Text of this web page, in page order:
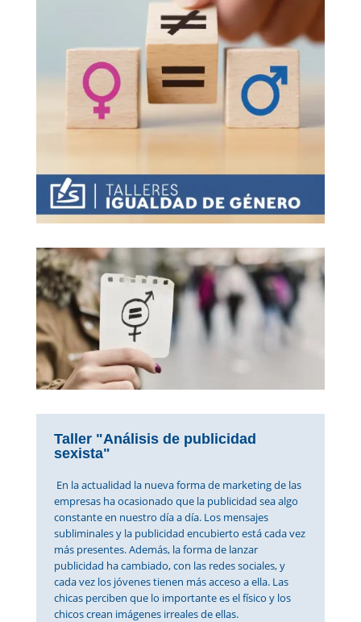
Taller "Análisis de publicidad
sexista"
En la actualidad la nueva forma de marketing de las
empresas ha ocasionado que la publicidad sea algo
constante en nuestro día a día. Los mensajes
subliminales y la publicidad encubierto está cada vez
más presentes. Además, la forma de lanzar
publicidad ha cambiado, con las redes sociales, y
cada vez los jóvenes tienen más acceso a ella. Las
chicas perciben que lo importante es el físico y los
chicos crean imágenes irreales de ellas.